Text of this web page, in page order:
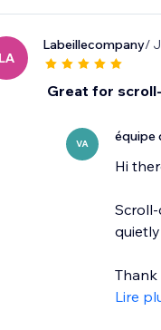
LA
Labeillecompany/
Great for
VA équipe
Hi
Thank
Lire